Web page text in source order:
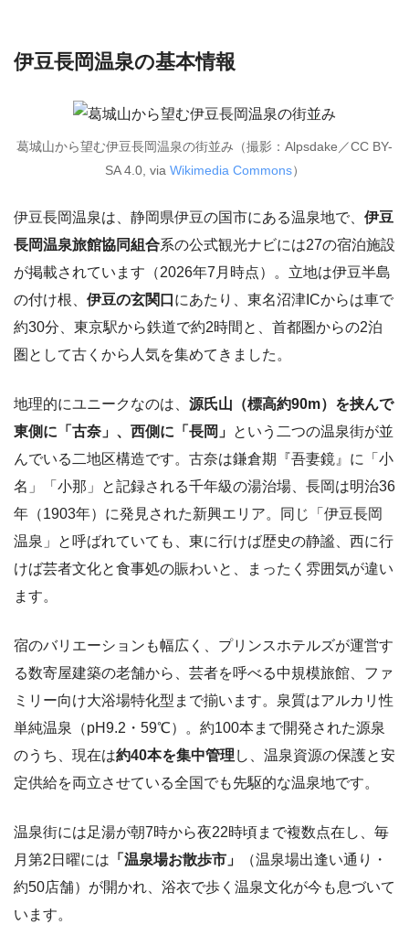
伊豆長岡温泉の基本情報
葛城山から望む伊豆長岡温泉の街並み（撮影：Alpsdake／CC BY-
SA 4.0, via Wikimedia Commons）
伊豆長岡温泉は、静岡県伊豆の国市にある温泉地で、 伊豆
長岡温泉旅館協同組合系の公式観光ナビには27の宿泊施設
が掲載されています（2026年7月時点）。立地は伊豆半島
の付け根、 伊豆の玄関口 にあたり、東名沼津ICからは車で
約30分、東京駅から鉄道で約2時間と、首都圏からの2泊
圏として古くから人気を集めてきました。
地理的にユニークなのは、 源氏山（標高約90m）を挟んで
東側に「古奈」、西側に「長岡」 という二つの温泉街が並
んでいる二地区構造です。古奈は鎌倉期『吾妻鏡』に「小
名」「小那」と記録される千年級の湯治場、長岡は明治36
年（1903年）に発見された新興エリア。同じ「伊豆長岡
温泉」と呼ばれていても、東に行けば歴史の静謐、西に行
けば芸者文化と食事処の賑わいと、まったく雰囲気が違い
ます。
宿のバリエーションも幅広く、プリンスホテルズが運営す
る数寄屋建築の老舗から、芸者を呼べる中規模旅館、ファ
ミリー向け大浴場特化型まで揃います。泉質はアルカリ性
単純温泉（pH9.2・59℃）。約100本まで開発された源泉
のうち、現在は約40本を集中管理 し、温泉資源の保護と安
定供給を両立させている全国でも先駆的な温泉地です。
温泉街には足湯が朝7時から夜22時頃まで複数点在し、毎
月第2日曜には 「温泉場お散歩市」
（温泉場出逢い通り・
約50店舗）が開かれ、浴衣で歩く温泉文化が今も息づいて
います。